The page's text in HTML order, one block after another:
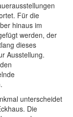
Für die
hinaus im
werden, der
dieses
Ausstellung.
unterscheidet
Die